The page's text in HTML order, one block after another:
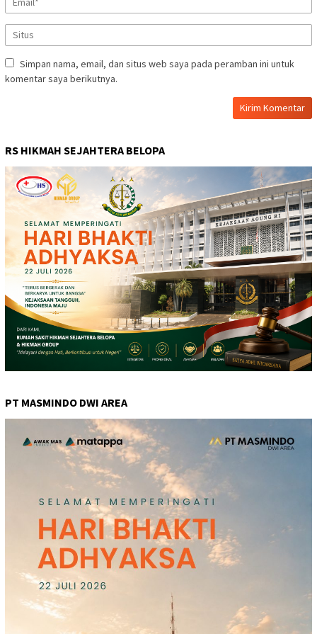
Simpan nama, email, dan situs web saya pada peramban ini untuk
komentar saya berikutnya.
RS HIKMAH SEJAHTERA BELOPA
PT MASMINDO DWI AREA